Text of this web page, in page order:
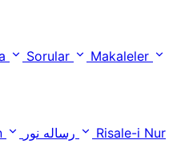
Sorular
Makaleler
Risale-i Nur